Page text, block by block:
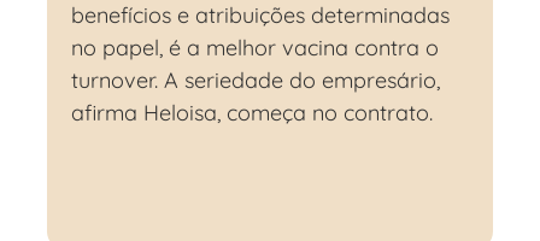
benefícios e atribuições determinadas
no papel, é a melhor vacina contra o
turnover. A seriedade do empresário,
afirma Heloisa, começa no contrato.